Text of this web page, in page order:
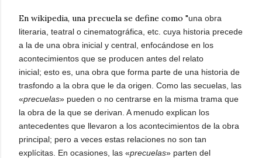
En wikipedia, una precuela se define como "una obra
literaria, teatral o cinematográfica, etc. cuya historia precede
a la de una obra inicial y central, enfocándose en los
acontecimientos que se producen antes del relato
inicial; esto es, una obra que forma parte de una historia de
trasfondo a la obra que le da origen. Como las secuelas, las
«precuelas» pueden o no centrarse en la misma trama que
la obra de la que se derivan. A menudo explican los
antecedentes que llevaron a los acontecimientos de la obra
principal; pero a veces estas relaciones no son tan
explícitas. En ocasiones, las «precuelas» parten del